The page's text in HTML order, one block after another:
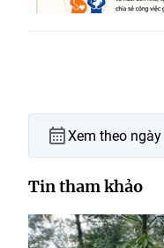
Xem theo ngày
Tin tham khảo